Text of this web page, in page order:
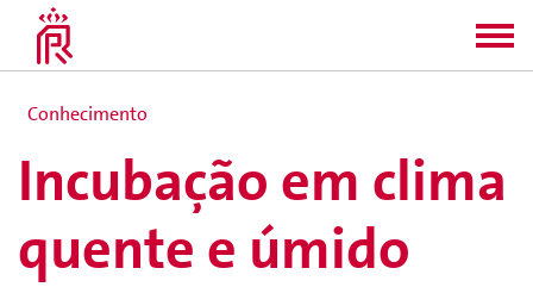
Conhecimento
Incubação em clima
quente e úmido